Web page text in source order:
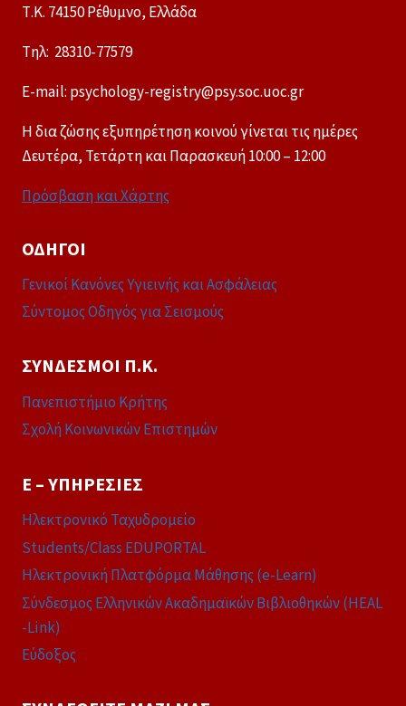
Τ.Κ. 74150 Ρέθυμνο, Ελλάδα
Tηλ: 28310-77579
E-mail: psychology-registry@psy.soc.uoc.gr
Η δια ζώσης εξυπηρέτηση κοινού γίνεται τις ημέρες
Δευτέρα, Τετάρτη και Παρασκευή 10:00 – 12:00
Πρόσβαση και Χάρτης
ΟΔΗΓΟΊ
Γενικοί Κανόνες Υγιεινής και Ασφάλειας
Σύντομος Οδηγός για Σεισμούς
ΣΎΝΔΕΣΜΟΙ Π.Κ.
Πανεπιστήμιο Κρήτης
Σχολή Κοινωνικών Επιστημών
E – ΥΠΗΡΕΣΊΕΣ
Ηλεκτρονικό Ταχυδρομείο
Students/Class EDUPORTAL
Ηλεκτρονική Πλατφόρμα Μάθησης (e-Learn)
Σύνδεσμος Ελληνικών Ακαδημαϊκών Βιβλιοθηκών (HEAL
-Link)
Εύδοξος